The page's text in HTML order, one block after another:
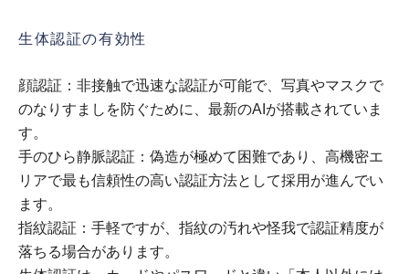
生体認証の有効性
顔認証：非接触で迅速な認証が可能で、写真やマスクで
のなりすましを防ぐために、最新のAIが搭載されていま
す。
手のひら静脈認証：偽造が極めて困難であり、高機密エ
リアで最も信頼性の高い認証方法として採用が進んでい
ます。
指紋認証：手軽ですが、指紋の汚れや怪我で認証精度が
落ちる場合があります。